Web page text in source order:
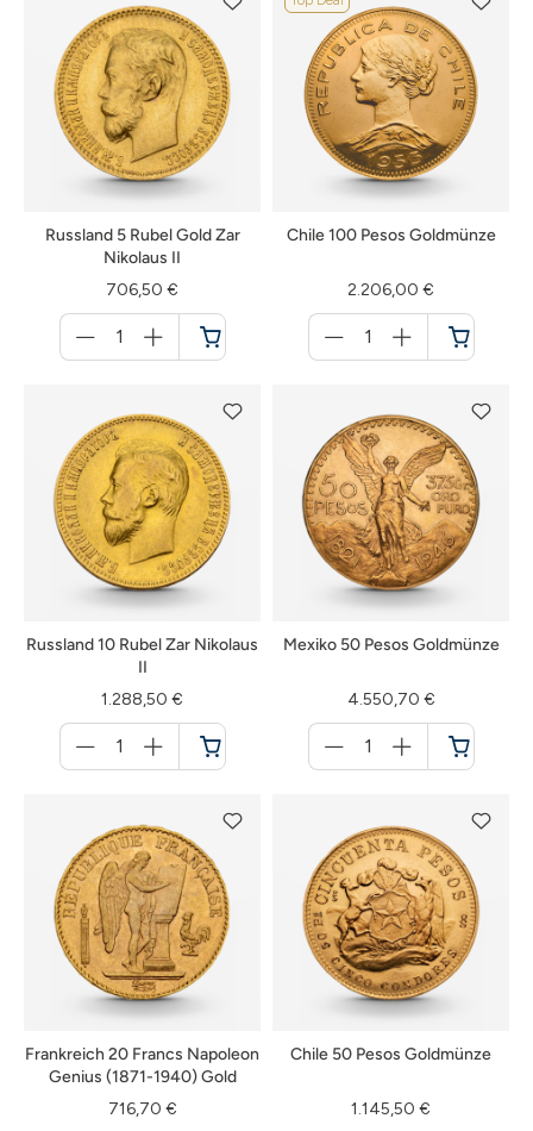
Russland 5 Rubel Gold Zar
Nikolaus II
706,50 €
für
Warenkorb
Chile 100 Pesos Goldmünze
2.206,00 €
für
Warenkorb
Russland 10 Rubel Zar Nikolaus
II
1.288,50 €
für
Warenkorb
Mexiko 50 Pesos Goldmünze
4.550,70 €
für
Warenkorb
Frankreich 20 Francs Napoleon
Genius (1871-1940) Gold
716,70 €
Chile 50 Pesos Goldmünze
1.145,50 €